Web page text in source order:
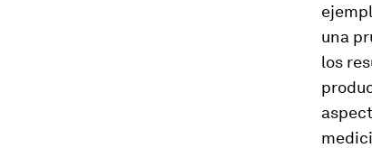
una
los